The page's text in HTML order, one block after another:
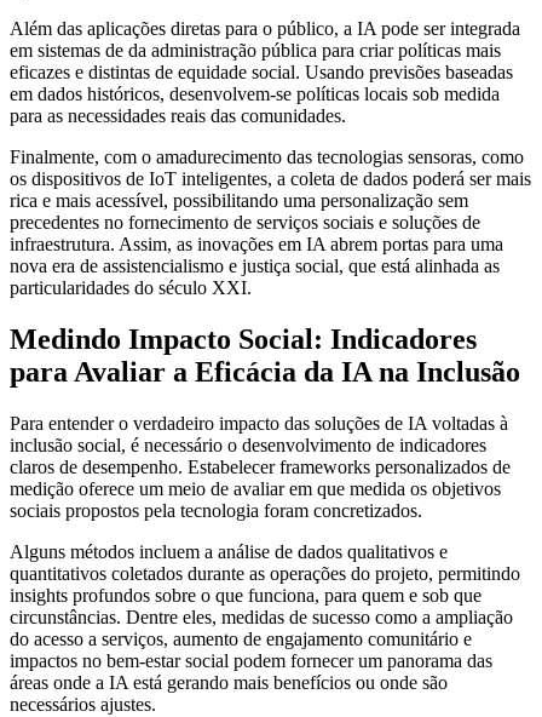
Além das aplicações diretas para o público, a IA pode ser integrada
em sistemas de da administração pública para criar políticas mais
eficazes e distintas de equidade social. Usando previsões baseadas
em dados históricos, desenvolvem-se políticas locais sob medida
para as necessidades reais das comunidades.
Finalmente, com o amadurecimento das tecnologias sensoras, como
os dispositivos de IoT inteligentes, a coleta de dados poderá ser mais
rica e mais acessível, possibilitando uma personalização sem
precedentes no fornecimento de serviços sociais e soluções de
infraestrutura. Assim, as inovações em IA abrem portas para uma
nova era de assistencialismo e justiça social, que está alinhada as
particularidades do século XXI.
Medindo Impacto Social: Indicadores
para Avaliar a Eficácia da IA na Inclusão
Para entender o verdadeiro impacto das soluções de IA voltadas à
inclusão social, é necessário o desenvolvimento de indicadores
claros de desempenho. Estabelecer frameworks personalizados de
medição oferece um meio de avaliar em que medida os objetivos
sociais propostos pela tecnologia foram concretizados.
Alguns métodos incluem a análise de dados qualitativos e
quantitativos coletados durante as operações do projeto, permitindo
insights profundos sobre o que funciona, para quem e sob que
circunstâncias. Dentre eles, medidas de sucesso como a ampliação
do acesso a serviços, aumento de engajamento comunitário e
impactos no bem-estar social podem fornecer um panorama das
áreas onde a IA está gerando mais benefícios ou onde são
necessários ajustes.